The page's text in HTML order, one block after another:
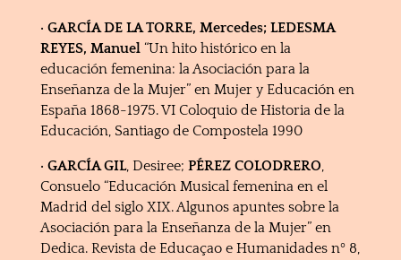
· GARCÍA DE LA TORRE, Mercedes; LEDESMA
REYES, Manuel “Un hito histórico en la
educación femenina: la Asociación para la
Enseñanza de la Mujer” en Mujer y Educación en
España 1868-1975. VI Coloquio de Historia de la
Educación, Santiago de Compostela 1990
· GARCÍA GIL, Desiree; PÉREZ COLODRERO,
Consuelo “Educación Musical femenina en el
Madrid del siglo XIX. Algunos apuntes sobre la
Asociación para la Enseñanza de la Mujer” en
Dedica. Revista de Educaçao e Humanidades nº 8,